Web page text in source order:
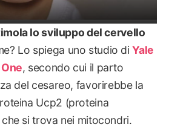
lo sviluppo del cervello
Lo spiega uno studio diYale
, secondo cui il parto
del cesareo, favorirebbe la
Ucp2 (proteina
si trova nei mitocondri.